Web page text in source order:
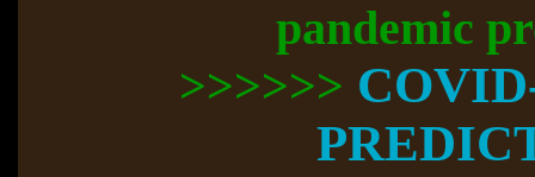
pandemic
>>>>>>